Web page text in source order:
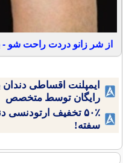
از شر زانو دردت راحت
ایمپلنت اقساطی
رایگان توسط متخصص
۵۰٪ تخفیف
سفته!